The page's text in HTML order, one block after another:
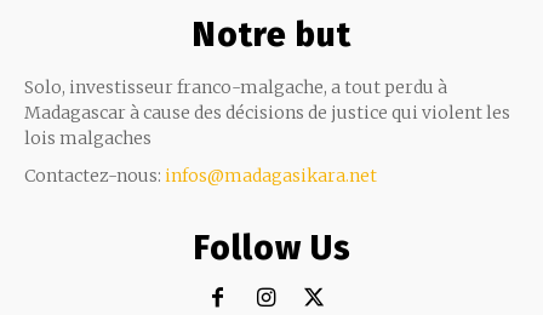
Notre but
Solo, investisseur franco-malgache, a tout perdu à
Madagascar à cause des décisions de justice qui violent les
lois malgaches
Contactez-nous: infos@madagasikara.net
Follow Us